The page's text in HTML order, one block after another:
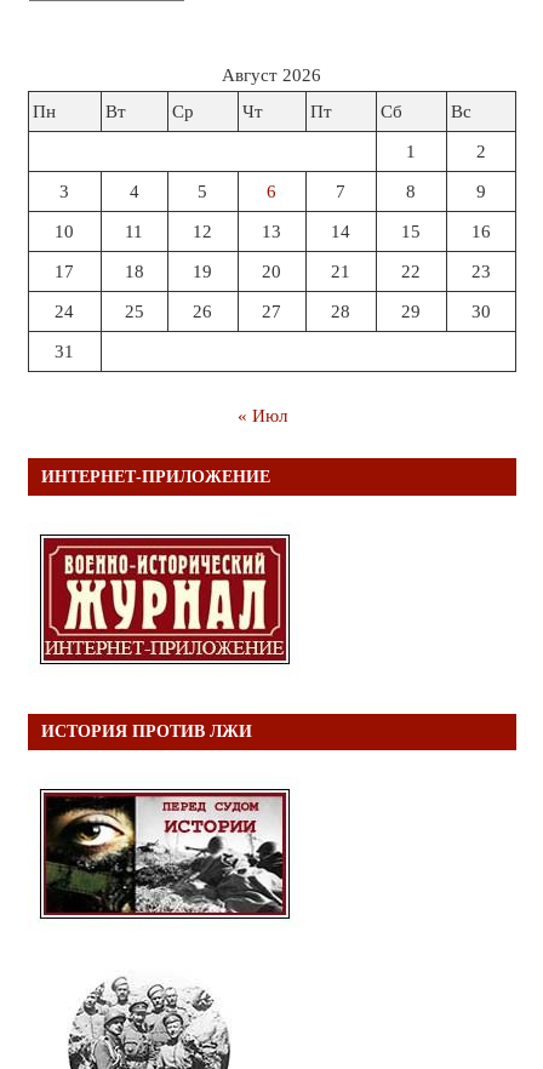
Август 2026
Пн
Вт Ср Чт Пт Сб Вс
1 2
3 4 5 6 7 8 9
10 11 12 13 14 15 16
17 18 19 20 21 22 23
24 25 26 27 28 29 30
31
« Июл
ИНТЕРНЕТ-ПРИЛОЖЕНИЕ
ИСТОРИЯ ПРОТИВ ЛЖИ